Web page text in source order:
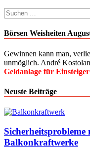
Suchen
nach:
Börsen Weisheiten
Gewinnen kann man,
unmöglich. André
Geldanlage für Einsteiger
Neuste Beiträge
Balkonkraftwerke